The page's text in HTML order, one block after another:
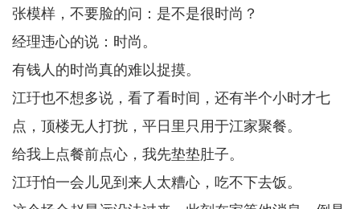
张模样，不要脸的问：是不是很时尚？
经理违心的说：时尚。
有钱人的时尚真的难以捉摸。
江玗也不想多说，看了看时间，还有半个小时才七
点，顶楼无人打扰，平日里只用于江家聚餐。
给我上点餐前点心，我先垫垫肚子。
江玗怕一会儿见到来人太糟心，吃不下去饭。